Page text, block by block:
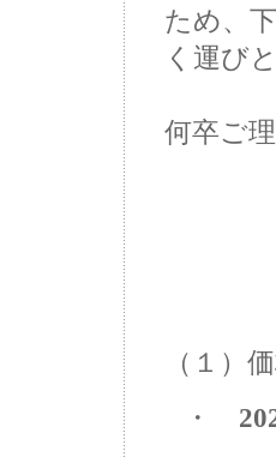
ため、
く運び
何卒ご
（１）
・